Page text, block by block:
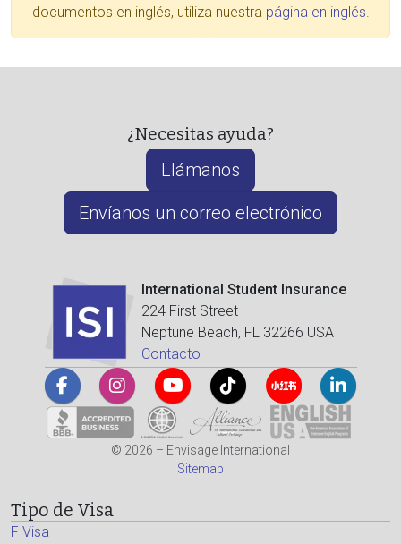
documentos en inglés, utiliza nuestra página en inglés.
¿Necesitas ayuda?
Llámanos
Envíanos un correo electrónico
International Student Insurance
224 First Street
Neptune Beach, FL 32266 USA
Contacto
© 2026 – Envisage International
Sitemap
Tipo de Visa
F Visa